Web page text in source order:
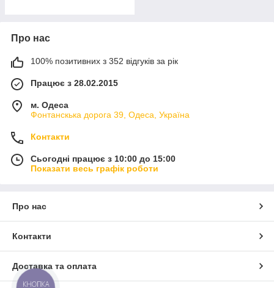
Про нас
100% позитивних з 352 відгуків за рік
Працює з 28.02.2015
м. Одеса
Фонтанскька дорога 39, Одеса, Україна
Контакти
Сьогодні працює з 10:00 до 15:00
Показати весь графік роботи
Про нас
Контакти
Доставка та оплата
КНОПКА